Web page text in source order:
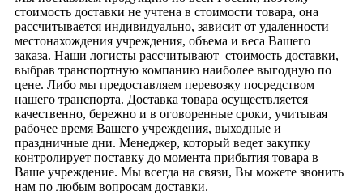
стоимость доставки не учтена в стоимости товара, она
рассчитывается индивидуально, зависит от удаленности
местонахождения учреждения, объема и веса Вашего
заказа. Наши логисты рассчитывают стоимость доставки,
выбрав транспортную компанию наиболее выгодную по
цене. Либо мы предоставляем перевозку посредством
нашего транспорта. Доставка товара осуществляется
качественно, бережно и в оговоренные сроки, учитывая
рабочее время Вашего учреждения, выходные и
праздничные дни. Менеджер, который ведет закупку
контролирует поставку до момента прибытия товара в
Ваше учреждение. Мы всегда на связи, Вы можете звонить
нам по любым вопросам доставки.